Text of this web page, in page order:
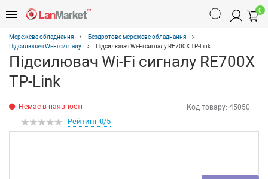
0
Мережеве обладнання
Бездротове мережеве обладнання
Підсилювачі Wi-Fi сигналу
Підсилювач Wi-Fi сигналу RE700X TP-Link
Підсилювач Wi-Fi сигналу RE700X
TP-Link
Немає в наявності Код товару: 45050
Рейтинг 0/5